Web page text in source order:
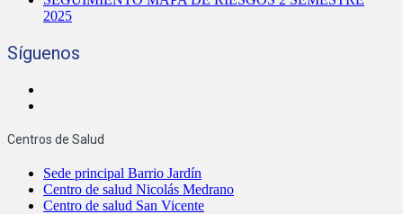
2025
Síguenos
Centros de Salud
Sede principal Barrio Jardín
Centro de salud Nicolás Medrano
Centro de salud San Vicente